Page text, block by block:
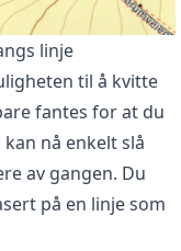
linje
til å kvitte
fantes for at du
nå enkelt slå
av gangen. Du
på en linje som